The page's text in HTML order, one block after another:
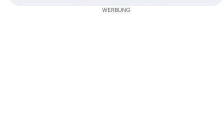
WERBUNG